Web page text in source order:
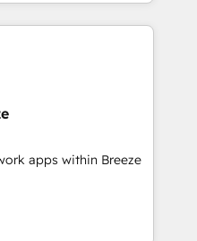
apps within Breeze